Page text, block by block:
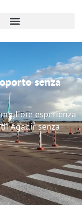
senza
esperienza
Agadir senza